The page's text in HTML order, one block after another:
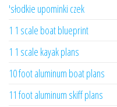
'słodkie upominki czek
1 1 scale boat blueprint
1 1 scale kayak plans
10 foot aluminum boat plans
11 foot aluminum skiff plans